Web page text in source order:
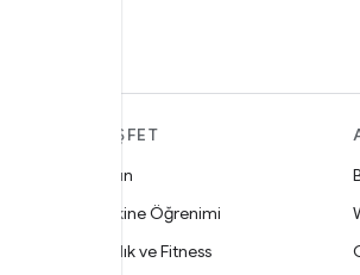
KEŞFET
Oyun
Makine Öğrenimi
Sağlık ve Fitness